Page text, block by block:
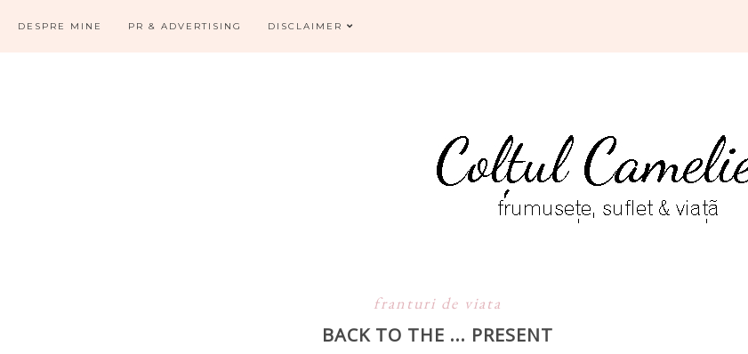
DESPRE MINE PR & ADVERTISING DISCLAIMER
franturi de viata
BACK TO THE ... PRESENT